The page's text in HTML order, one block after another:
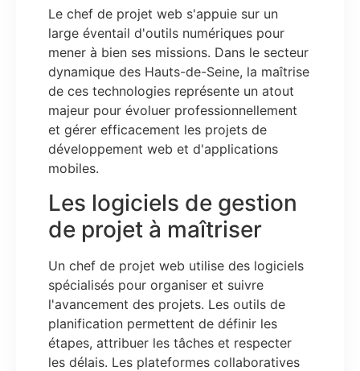
Le chef de projet web s'appuie sur un
large éventail d'outils numériques pour
mener à bien ses missions. Dans le secteur
dynamique des Hauts-de-Seine, la maîtrise
de ces technologies représente un atout
majeur pour évoluer professionnellement
et gérer efficacement les projets de
développement web et d'applications
mobiles.
Les logiciels de gestion
de projet à maîtriser
Un chef de projet web utilise des logiciels
spécialisés pour organiser et suivre
l'avancement des projets. Les outils de
planification permettent de définir les
étapes, attribuer les tâches et respecter
les délais. Les plateformes collaboratives